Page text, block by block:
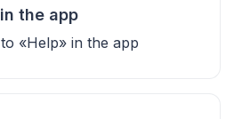
the app
«Help» in the app